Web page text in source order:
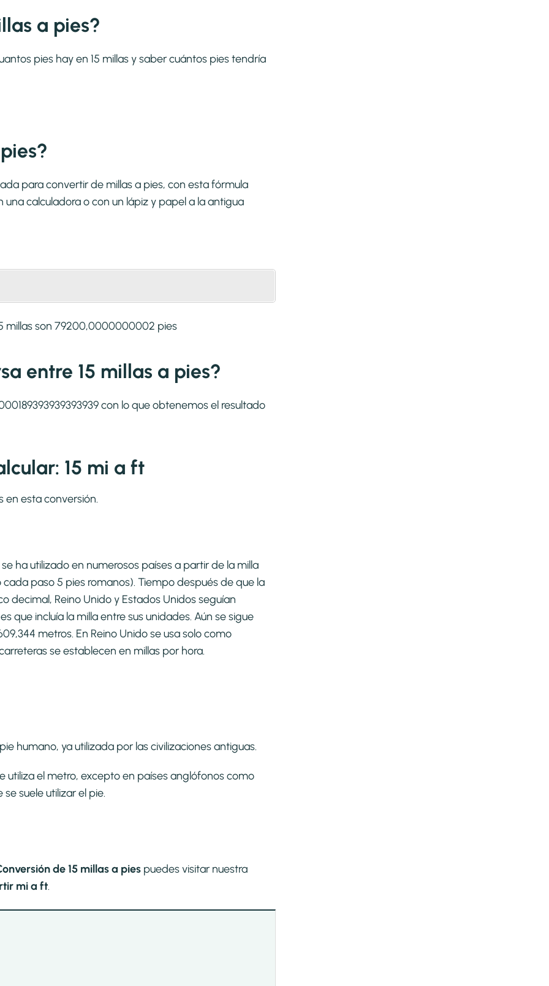
a pies?
pies hay en 15 millas y saber cuántos pies tendría
para convertir de millas a pies, con esta fórmula
calculadora o con un lápiz y papel a la antigua
millas son 79200,0000000002 pies
entre 15 millas a pies?
con lo que obtenemos el resultado
15 mi a ft
en esta conversión.
ha utilizado en numerosos países a partir de la milla
paso 5 pies romanos). Tiempo después de que la
decimal, Reino Unido y Estados Unidos seguían
que incluía la milla entre sus unidades. Aún se sigue
metros. En Reino Unido se usa solo como
se establecen en millas por hora.
humano, ya utilizada por las civilizaciones antiguas.
utiliza el metro, excepto en países anglófonos como
suele utilizar el pie.
de 15 millas a pies puedes visitar nuestra
mi a ft.